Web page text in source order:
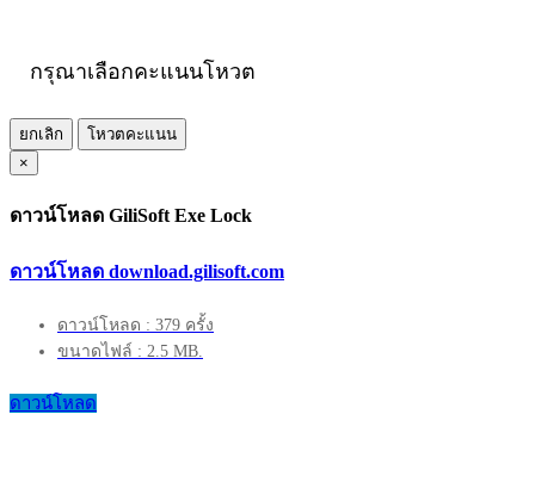
กรุณาเลือกคะแนนโหวต
ยกเลิก
โหวตคะแนน
×
ดาวน์โหลด GiliSoft Exe Lock
ดาวน์โหลด download.gilisoft.com
ดาวน์โหลด : 379 ครั้ง
ขนาดไฟล์ : 2.5 MB.
ดาวน์โหลด